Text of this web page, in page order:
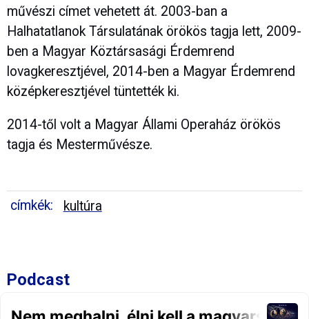
művészi címet vehetett át. 2003-ban a
Halhatatlanok Társulatának örökös tagja lett, 2009-
ben a Magyar Köztársasági Érdemrend
lovagkeresztjével, 2014-ben a Magyar Érdemrend
középkeresztjével tüntették ki.
2014-től volt a Magyar Állami Operaház örökös
tagja és Mesterművésze.
címkék: kultúra
Podcast